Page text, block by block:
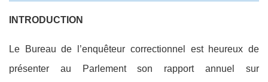
Body
INTRODUCTION
Le Bureau de l’enquêteur correctionnel est heureux de
présenter au Parlement son rapport annuel sur